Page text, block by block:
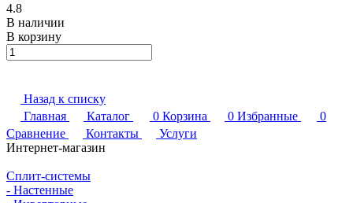
4.8
В наличии
В корзину
Назад к списку
Главная
Каталог 0 Корзина 0 Избранные
0
Сравнение
Контакты
Услуги
Интернет-магазин
Сплит-системы
- Настенные